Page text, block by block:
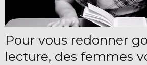
Pour vous redonner
lecture, des femmes